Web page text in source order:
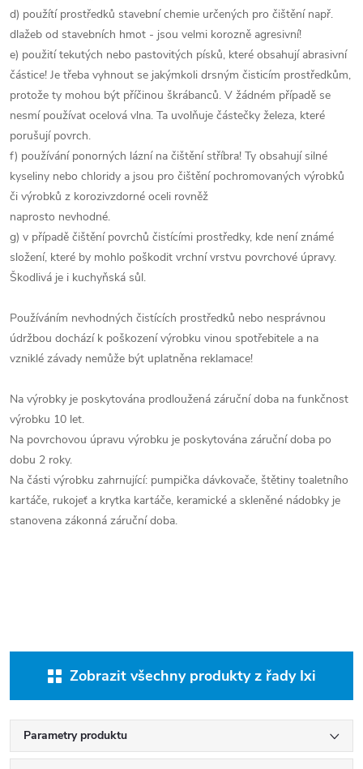
d) použítí prostředků stavební chemie určených pro čištění např.
dlažeb od stavebních hmot - jsou velmi korozně agresivní!
e) použití tekutých nebo pastovitých písků, které obsahují abrasivní
částice! Je třeba vyhnout se jakýmkoli drsným čisticím prostředkům,
protože ty mohou být příčinou škrábanců. V žádném případě se
nesmí používat ocelová vlna. Ta uvolňuje částečky železa, které
porušují povrch.
f) používání ponorných lázní na čištění stříbra! Ty obsahují silné
kyseliny nebo chloridy a jsou pro čištění pochromovaných výrobků
či výrobků z korozivzdorné oceli rovněž
naprosto nevhodné.
g) v případě čištění povrchů čistícími prostředky, kde není známé
složení, které by mohlo poškodit vrchní vrstvu povrchové úpravy.
Škodlivá je i kuchyňská sůl.
Používáním nevhodných čistících prostředků nebo nesprávnou
údržbou dochází k poškození výrobku vinou spotřebitele a na
vzniklé závady nemůže být uplatněna reklamace!
Na výrobky je poskytována prodloužená záruční doba na funkčnost
výrobku 10 let.
Na povrchovou úpravu výrobku je poskytována záruční doba po
dobu 2 roky.
Na části výrobku zahrnující: pumpička dávkovače, štětiny toaletního
kartáče, rukojeť a krytka kartáče, keramické a skleněné nádobky je
stanovena zákonná záruční doba.
Zobrazit všechny produkty z řady Ixi
Parametry produktu